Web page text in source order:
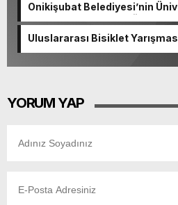
Onikişubat Belediyesi’nin
başvurularında son gün 7
Uluslararası Bisiklet
YORUM YAP